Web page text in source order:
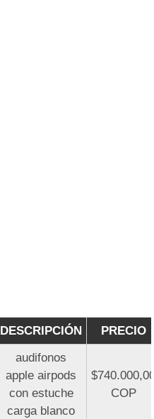
DESCRIPCIÓN PRECIO
audifonos
apple airpods
con estuche
carga blanco
COP